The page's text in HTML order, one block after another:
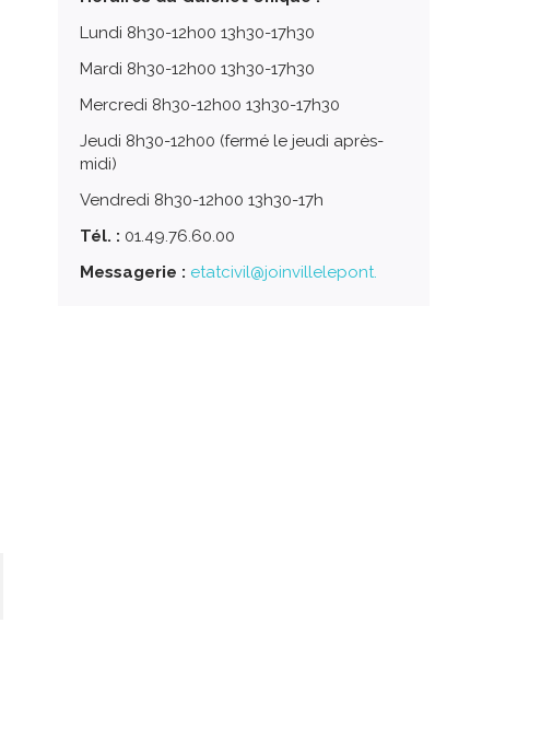
Lundi 8h30-12h00 13h30-17h30
Mardi 8h30-12h00 13h30-17h30
Mercredi 8h30-12h00 13h30-17h30
Jeudi 8h30-12h00 (fermé le jeudi après-
midi)
Vendredi 8h30-12h00 13h30-17h
Tél. : 01.49.76.60.00
Messagerie : etatcivil@joinvillelepont.